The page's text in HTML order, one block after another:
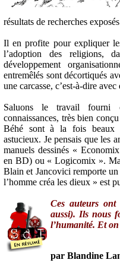
résultats de recherches
Il en profite pour expliquer
l’adoption des religions,
développement
entremêlés sont décortiqués
une carcasse, c’est-à-dire
Saluons le travail fourni
connaissances, très bien
Béhé sont à la fois beaux
astucieux. Je pensais que les
manuels dessinés «
en BD) ou « Logicomix ».
Blain et Jancovici remporte
l’homme créa les dieux » est
Ces auteurs
aussi). Ils nous
l’humanité. Et
par Blandine